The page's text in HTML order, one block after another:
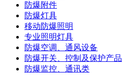
防爆附件
防爆灯具
移动防爆照明
专业照明灯具
防爆空调、通风设备
防爆开关、控制及保护产品
防爆监控、通讯类